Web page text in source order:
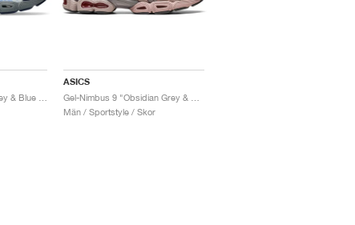
ASICS
Män / Sportstyle / Skor